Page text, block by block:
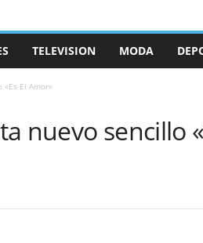
TELEVISION MODA
El Amor»
nuevo sencillo